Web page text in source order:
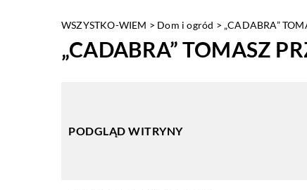
WSZYSTKO-WIEM > Dom i ogród > „CADABRA”
„CADABRA” TOMASZ
PODGLĄD WITRYNY